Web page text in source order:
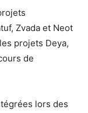
Zvada et Neot
projets Deya,
de
lors des